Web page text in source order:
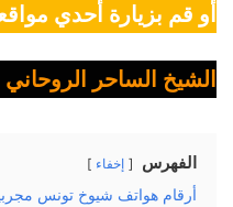
أو قم بزيارة أحدي
الشيخ الساحر الروحاني
الفهرس إخفاء
أرقام هواتف شيوخ تونس